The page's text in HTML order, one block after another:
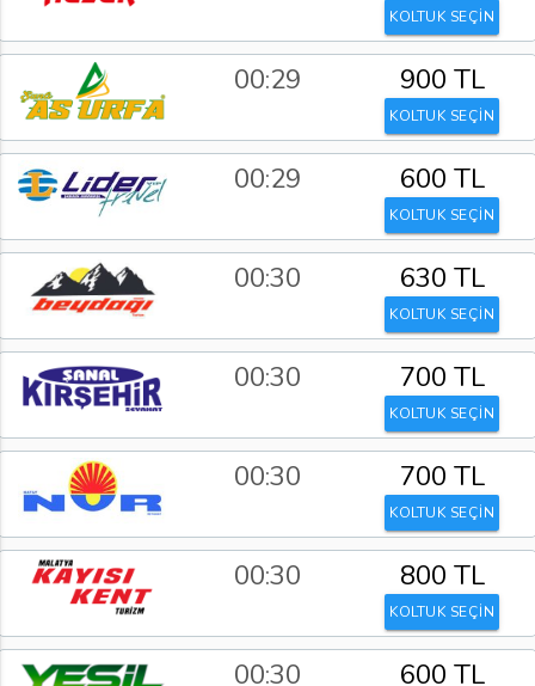
KOLTUK SEÇİN
00:29 900 TL
KOLTUK SEÇİN
00:29 600 TL
KOLTUK SEÇİN
00:30 630 TL
KOLTUK SEÇİN
00:30 700 TL
KOLTUK SEÇİN
00:30 700 TL
KOLTUK SEÇİN
00:30 800 TL
KOLTUK SEÇİN
00:30 600 TL